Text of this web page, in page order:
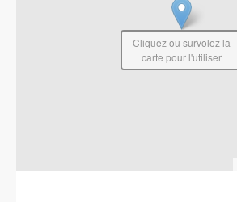
Cliquez ou survolez la
carte pour l'utiliser